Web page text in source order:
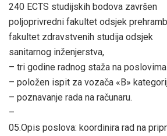
240 ECTS studijskih bodova završen
poljoprivredni fakultet odsjek
fakultet zdravstvenih studija odsjek
sanitarnog inženjerstva,
– tri godine radnog staža na
– položen ispit za vozača «B»
– poznavanje rada na računaru.
–
05.Opis poslova: koordinira rad na